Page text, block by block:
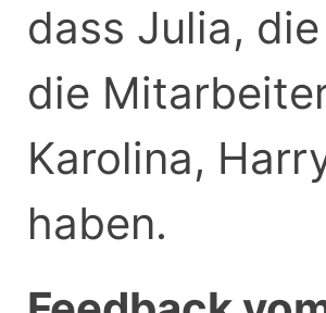
dass Julia,
die
Karolina,
haben.